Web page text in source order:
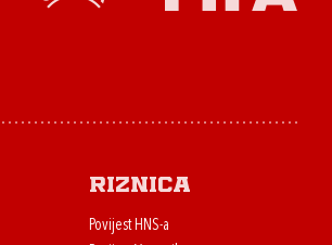
Riznica
Povijest HNS-a